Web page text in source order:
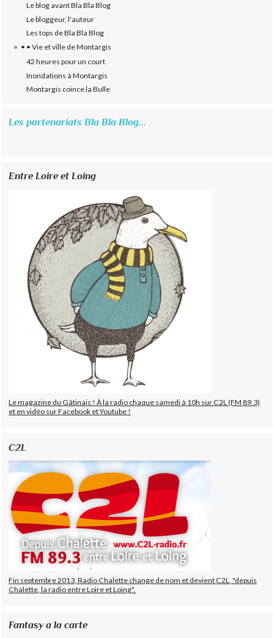
Le blog avant Bla Bla Blog
Le bloggeur, l'auteur
Les tops de Bla Bla Blog
• • Vie et ville de Montargis
42 heures pour un court
Inondations à Montargis
Montargis coince la Bulle
Les partenariats Bla Bla Blog...
Entre Loire et Loing
Le magazine du Gâtinais ! À la radio chaque samedi à 10h sur C2L (FM 89.3)
et en vidéo sur Facebook et Youtube !
C2L
Fin septembre 2013, Radio Chalette change de nom et devient C2L, "depuis
Chalette, la radio entre Loire et Loing".
Fantasy a la carte